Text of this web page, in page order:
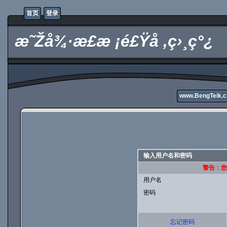
首页 登录
æ˜Žå¾·æ­£æ ¡é£Ÿå ‚ç›¸ç°¿
输入用户名和密码
警告：
用户名
密码
忘记密码